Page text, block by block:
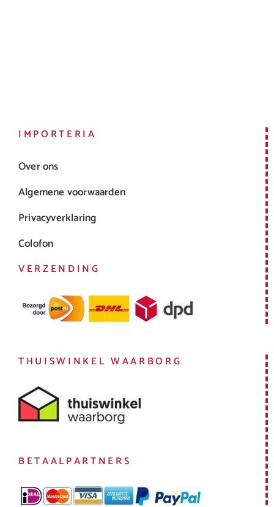
IMPORTERIA
Over ons
Algemene voorwaarden
Privacyverklaring
Colofon
VERZENDING
THUISWINKEL WAARBORG
BETAALPARTNERS